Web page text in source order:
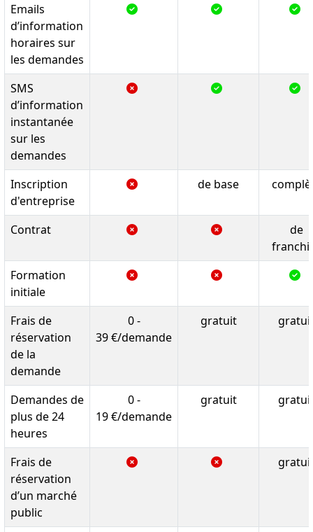
Emails
d’information
horaires sur
les demandes
SMS
d’information
instantanée
sur les
demandes
Inscription
d'entreprise
de base
Contrat
de
Formation
initiale
Frais de
réservation
de la
demande
0 -
39 €/demande
gratuit
Demandes de
plus de 24
heures
0 -
19 €/demande
gratuit
Frais de
réservation
d’un marché
public